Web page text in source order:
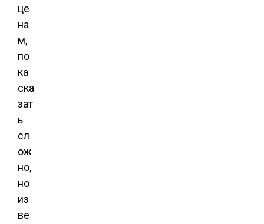
це
на
м,
по
ка
ска
зат
ь
сл
ож
но,
но
из
ве